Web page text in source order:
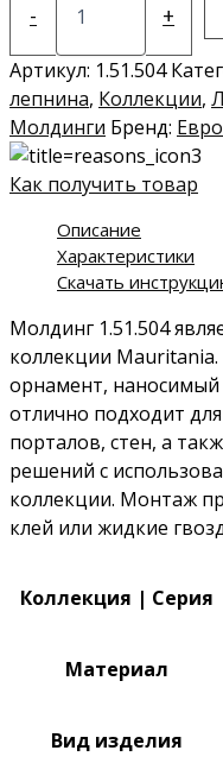
-
1.51.504
+
Артикул: 1.51.504
лепнина, Коллекции,
Молдинги Бренд:
Как получить товар
Описание
Характеристики
Скачать
Молдинг 1.51.504
коллекции
орнамент, наносимый
отлично подходит
порталов, стен, а
решений с
коллекции. Монтаж
клей или жидкие
Коллекция | Серия
Материал
Вид изделия